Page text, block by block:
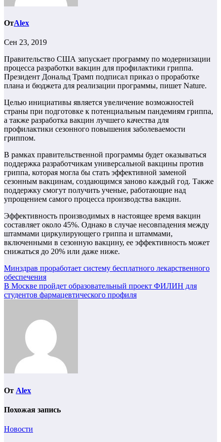
ОтAlex
Сен 23, 2019
Правительство США запускает программу по модернизации
процесса разработки вакцин для профилактики гриппа.
Президент Дональд Трамп подписал приказ о проработке
плана и бюджета для реализации программы, пишет Nature.
Целью инициативы является увеличение возможностей
страны при подготовке к потенциальным пандемиям гриппа,
а также разработка вакцин лучшего качества для
профилактики сезонного повышения заболеваемости
гриппом.
В рамках правительственной программы будет оказываться
поддержка разработчикам универсальной вакцины против
гриппа, которая могла бы стать эффективной заменой
сезонным вакцинам, создающимся заново каждый год. Также
поддержку смогут получить ученые, работающие над
упрощением самого процесса производства вакцин.
Эффективность производимых в настоящее время вакцин
составляет около 45%. Однако в случае несовпадения между
штаммами циркулирующего гриппа и штаммами,
включенными в сезонную вакцину, ее эффективность может
снижаться до 20% или даже ниже.
Навигация
по
записям
Минздрав проработает систему бесплатного лекарственного
обеспечения
В Москве пройдет образовательный проект ФИЛИН для
студентов фармацевтического профиля
От Alex
Похожая запись
Новости